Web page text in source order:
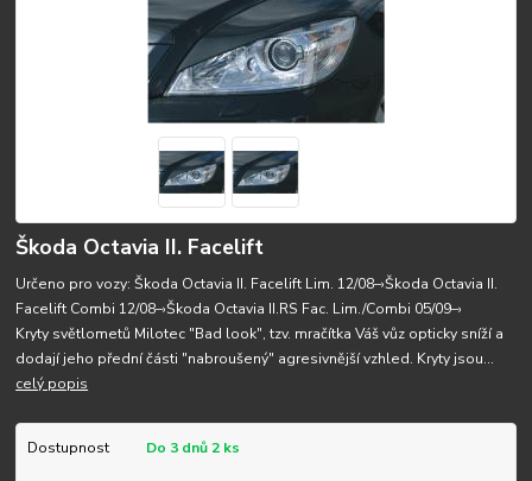
Škoda Octavia II. Facelift
Určeno pro vozy: Škoda Octavia II. Facelift Lim. 12/08–›Škoda Octavia II.
Facelift Combi 12/08–›Škoda Octavia II.RS Fac. Lim./Combi 05/09–›
Kryty světlometů Milotec "Bad look", tzv. mračítka Váš vůz opticky sníží a
dodají jeho přední části "nabroušený" agresivnější vzhled. Kryty jsou...
celý popis
Dostupnost Do 3 dnů 2 ks